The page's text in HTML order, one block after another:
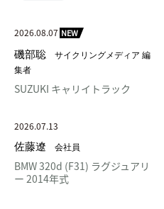
2026.08.07 NEW
磯部聡
サイクリングメディア 編
集者
SUZUKI キャリイトラック
2026.07.13
佐藤遼 会社員
BMW 320d (F31) ラグジュアリ
ー 2014年式